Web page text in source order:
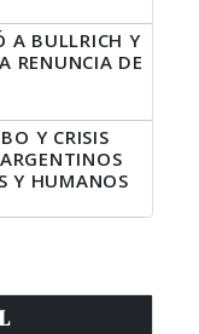
A BULLRICH Y
RENUNCIA DE
Y CRISIS
Y HUMANOS